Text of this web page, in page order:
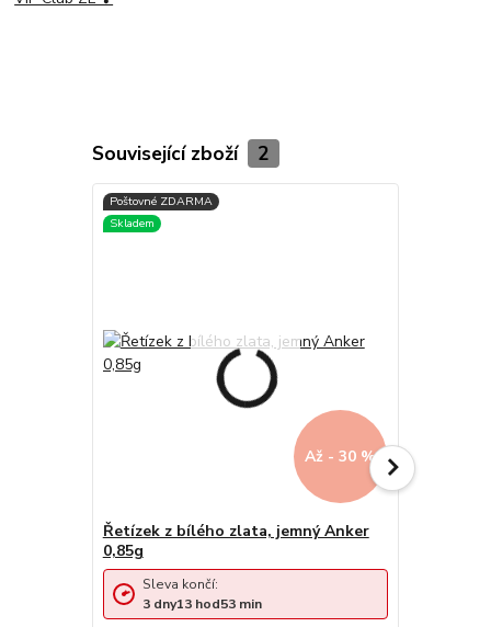
Související zboží 2
Až - 30 %
Řetízek z bílého zlata, jemný Anker
0,85g
Sleva končí:
3 dny13 hod53 min